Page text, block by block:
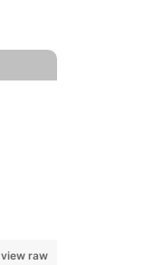
view raw